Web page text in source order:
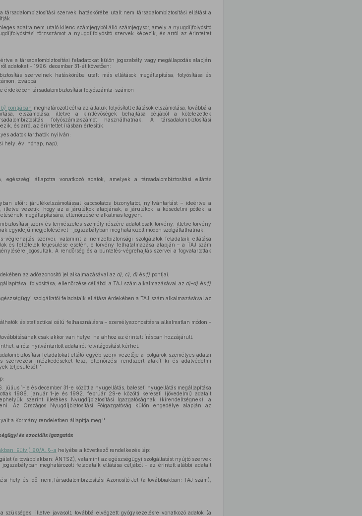
szervek hatáskörébe utalt nem társadalombiztosítási ellátást a
adatra nem utaló kilenc számjegyből álló számjegysor, amely a nyugdíjfolyósító
törzsszámot a nyugdíjfolyósító szervek képezik, és arról az érintettet
a társadalombiztosítási feladatokat külön jogszabály vagy megállapodás alapján
adatokat – 1996. december 31-ét követően:
szerveinek hatáskörébe utalt más ellátások megállapítása, folyósítása és
továbbá
érdekében társadalombiztosítási folyószámla-számon
b) pontjában meghatározott célra az általuk folyósított ellátások elszámolása, továbbá a
elszámolása, illetve a kintlévőségek behajtása céljából a kötelezettek
folyószámlaszámot használhatnak. A társadalombiztosítási
és arról az érintettet írásban értesítik.
adatok tarthatók nyilván:
hely, év, hónap, nap),
egészségi állapotra vonatkozó adatok, amelyek a társadalombiztosítási ellátás
előírt járulékelszámolással kapcsolatos bizonylatot, nyilvántartást – ideértve a
illetve vezetik, hogy az a járulékok alapjának, a járulékok, a késedelmi pótlék, a
megállapítására, ellenőrzésére alkalmas legyen.
szerv és természetes személy részére adatot csak törvény, illetve törvény
egyidejű megjelölésével – jogszabályban meghatározott módon szolgáltathatnak.
szervei, valamint a nemzetbiztonsági szolgálatok feladataik ellátása
és feltételek teljesülése esetén, e törvény felhatalmazása alapján – a TAJ szám
jogosultak. A rendőrség és a büntetés-végrehajtás szervei a fogvatartottak
az adóazonosító jel alkalmazásával az a), c), d) és f) pontjai,
folyósítása, ellenőrzése céljából a TAJ szám alkalmazásával aza)–d) ésf)
szolgáltatói feladataik ellátása érdekében a TAJ szám alkalmazásával az
és statisztikai célú felhasználásra – személyazonosításra alkalmatlan módon –
csak akkor van helye, ha ahhoz az érintett írásban hozzájárult.
a róla nyilvántartott adatairól felvilágosítást kérhet.
feladatokat ellátó egyéb szerv vezetője a polgárok személyes adatai
szervezési intézkedéseket tesz, ellenőrzési rendszert alakít ki és adatvédelmi
teljesülését.''
július 1-je és december 31-e között a nyugellátás, baleseti nyugellátás megállapítása
1988. január 1-je és 1992. február 29-e közötti kereseti (jövedelmi) adatait
szerint illetékes Nyugdíjbiztosítási Igazgatóságnak (kirendeltségnek), a
Az Országos Nyugdíjbiztosítási Főigazgatóság külön engedélye alapján az
a Kormány rendeletben állapítja meg.''
és szociális igazgatás
Eütv.) 90/A. §-a helyébe a következő rendelkezés lép:
(a továbbiakban: ÁNTSZ), valamint az egészségügyi szolgáltatást nyújtó szervek
meghatározott feladataik ellátása céljából – az érintett alábbi adatait
hely és idő, nem,Társadalombiztosítási Azonosító Jel (a továbbiakban: TAJ szám),
szükséges, illetve javasolt, továbbá elvégzett gyógykezelésre vonatkozó adatok (a